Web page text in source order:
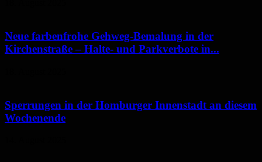
Neue farbenfrohe Gehweg-Bemalung in der
Kirchenstraße – Halte- und Parkverbote in...
Sperrungen in der Homburger Innenstadt an diesem
Wochenende